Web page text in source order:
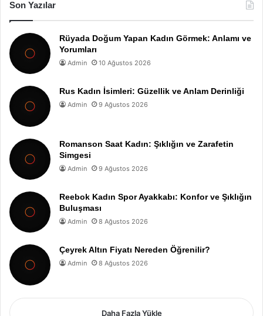
Son Yazılar
Rüyada Doğum Yapan Kadın Görmek: Anlamı ve
Yorumları
Admin 10 Ağustos 2026
Rus Kadın İsimleri: Güzellik ve Anlam Derinliği
Admin 9 Ağustos 2026
Romanson Saat Kadın: Şıklığın ve Zarafetin
Simgesi
Admin 9 Ağustos 2026
Reebok Kadın Spor Ayakkabı: Konfor ve Şıklığın
Buluşması
Admin 8 Ağustos 2026
Çeyrek Altın Fiyatı Nereden Öğrenilir?
Admin 8 Ağustos 2026
Daha Fazla Yükle